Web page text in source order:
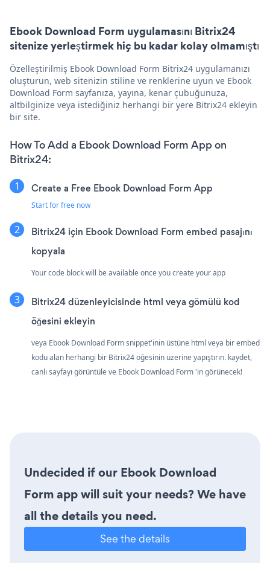
Ebook Download Form uygulamasını Bitrix24
sitenize yerleştirmek hiç bu kadar kolay olmamıştı
Özelleştirilmiş Ebook Download Form Bitrix24 uygulamanızı
oluşturun, web sitenizin stiline ve renklerine uyun ve Ebook
Download Form sayfanıza, yayına, kenar çubuğunuza,
altbilginize veya istediğiniz herhangi bir yere Bitrix24 ekleyin
bir site.
How To Add a Ebook Download Form App on
Bitrix24:
Create a Free Ebook Download Form App
Start for free now
Bitrix24 için Ebook Download Form embed pasajını
kopyala
Your code block will be available once you create your app
Bitrix24 düzenleyicisinde html veya gömülü kod
öğesini ekleyin
veya Ebook Download Form snippet'inin üstüne html veya bir embed
kodu alan herhangi bir Bitrix24 öğesinin üzerine yapıştırın. kaydet,
canlı sayfayı görüntüle ve Ebook Download Form 'in görünecek!
Undecided if our Ebook Download
Form app will suit your needs? We have
all the details you need.
See the details